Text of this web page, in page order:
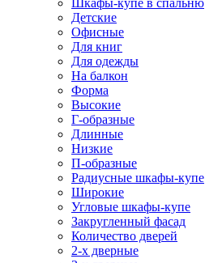
Шкафы-купе в спальню
Детские
Офисные
Для книг
Для одежды
На балкон
Форма
Высокие
Г-образные
Длинные
Низкие
П-образные
Радиусные шкафы-купе
Широкие
Угловые шкафы-купе
Закругленный фасад
Количество дверей
2-х дверные